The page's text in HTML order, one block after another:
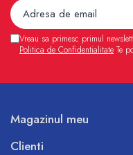
Vreau sa primesc primul
Politica de Confidentialitate Te
Magazinul meu
Clienti